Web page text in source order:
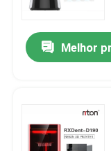
Quem Somos
Fábrica
Fale Conosco
Melhor